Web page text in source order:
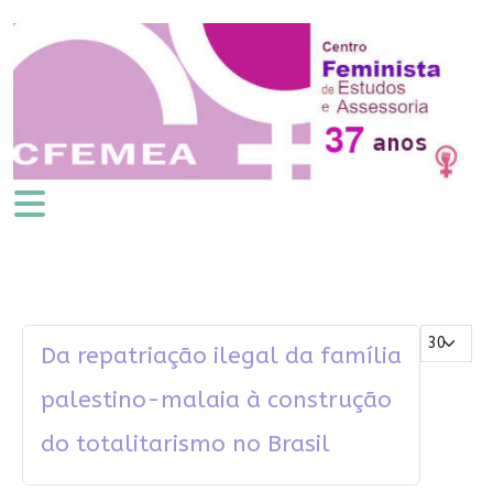
Mostrar #
Da repatriação ilegal da família
palestino-malaia à construção
do totalitarismo no Brasil